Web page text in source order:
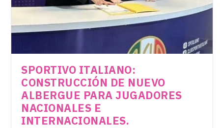
SPORTIVO ITALIANO:
CONSTRUCCIÓN DE NUEVO
ALBERGUE PARA JUGADORES
NACIONALES E
INTERNACIONALES.